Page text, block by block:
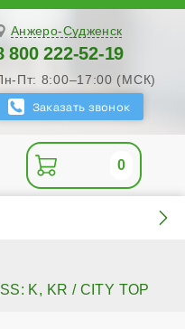
Анжеро-Судженск
800 222-52-19
Пт: 8:00–17:00 (МСК)
0
K, KR / CITY TOP